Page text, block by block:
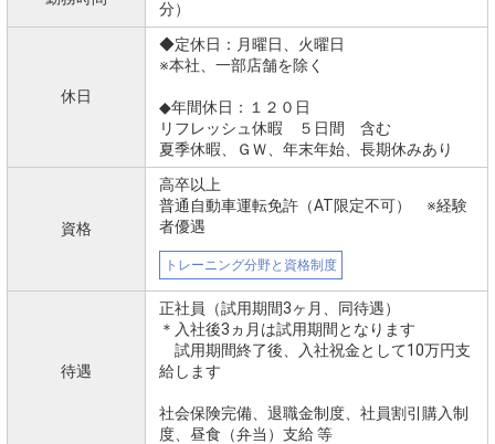
分）
休日
◆定休日：月曜日、火曜日
※本社、一部店舗を除く
◆年間休日：１２０日
リフレッシュ休暇 ５日間 含む
夏季休暇、ＧＷ、年末年始、長期休みあり
資格
高卒以上
普通自動車運転免許（AT限定不可） ※経験
者優遇
トレーニング分野と資格制度
待遇
正社員（試用期間3ヶ月、同待遇）
＊入社後3ヵ月は試用期間となります
試用期間終了後、入社祝金として10万円支
給します
社会保険完備、退職金制度、社員割引購入制
度、昼食（弁当）支給 等